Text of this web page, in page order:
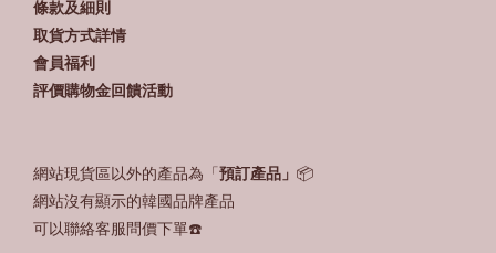
條款及細則
取貨方式詳情
會員福利
評價購物金回饋活動
網站現貨區以外的產品為「預訂產品」 📦
網站沒有顯示的韓國品牌產品
可以聯絡客服問價下單☎️